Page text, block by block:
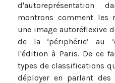
d'autoreprésentation
montrons comment les
une image autoréflexive
de la ‘périphérie’ au
l'édition à Paris. De ce
types de classifications
déployer en parlant des